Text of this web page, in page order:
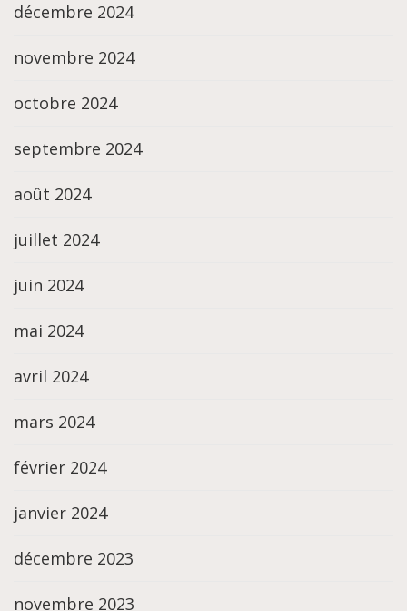
décembre 2024
novembre 2024
octobre 2024
septembre 2024
août 2024
juillet 2024
juin 2024
mai 2024
avril 2024
mars 2024
février 2024
janvier 2024
décembre 2023
novembre 2023